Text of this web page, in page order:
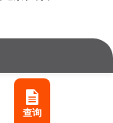
查询